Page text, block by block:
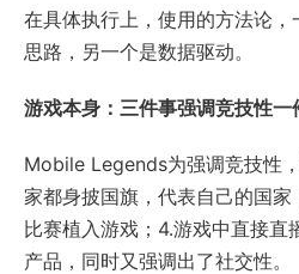
在具体执行上，使用的方法论
思路，另一个是数据驱动。
游戏本身：三件事强调竞技性一
Mobile Legends为强调竞技性
家都身披国旗，代表自己的国
比赛植入游戏；4.游戏中直接直
产品，同时又强调出了社交性。